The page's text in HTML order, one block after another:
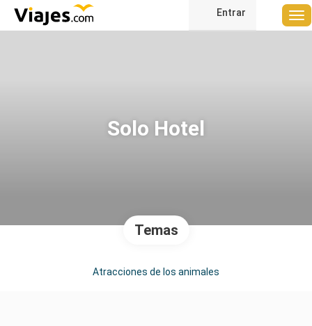
Entrar
Solo Hotel
Temas
Atracciones de los animales